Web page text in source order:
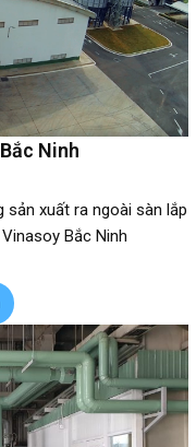
Ninh
sản xuất ra ngoài sàn lắp
Bắc Ninh